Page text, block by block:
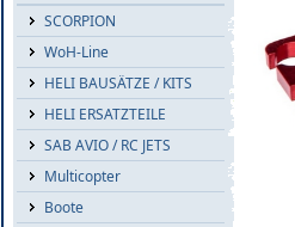
SCORPION
WoH-Line
HELI BAUSÄTZE / KITS
HELI ERSATZTEILE
SAB AVIO / RC JETS
Multicopter
Boote